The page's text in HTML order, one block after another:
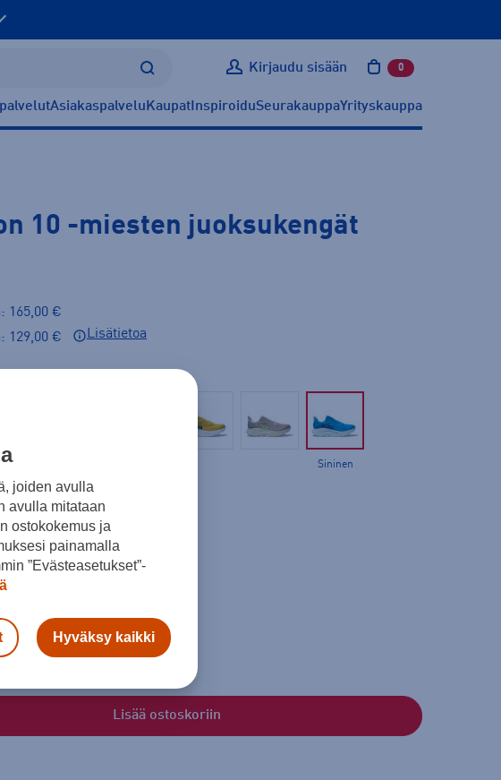
Kirjaudu sisään 0 tuotetta
Asiakaspalvelu Kaupat InspiroiduSeurakauppaYrityskauppa
10 -miesten juoksukengät
165,00 €
129,00 €
Lisätietoa
Sininen
Lisää ostoskoriin
joiden avulla
avulla mitataan
ostokokemus ja
painamalla
”Evästeasetukset”-
Hyväksy kaikki